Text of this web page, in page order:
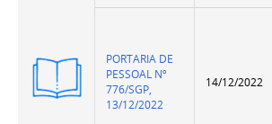
Versão
Resumida
PORTARIA DE
PESSOAL Nº
776/SGP,
13/12/2022
14/12/2022